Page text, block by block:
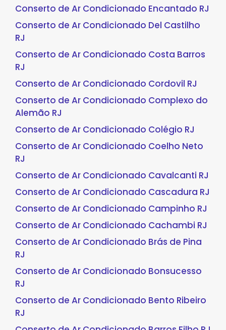
Conserto de Ar Condicionado Encantado RJ
Conserto de Ar Condicionado Del Castilho
RJ
Conserto de Ar Condicionado Costa Barros
RJ
Conserto de Ar Condicionado Cordovil RJ
Conserto de Ar Condicionado Complexo do
Alemão RJ
Conserto de Ar Condicionado Colégio RJ
Conserto de Ar Condicionado Coelho Neto
RJ
Conserto de Ar Condicionado Cavalcanti RJ
Conserto de Ar Condicionado Cascadura RJ
Conserto de Ar Condicionado Campinho RJ
Conserto de Ar Condicionado Cachambi RJ
Conserto de Ar Condicionado Brás de Pina
RJ
Conserto de Ar Condicionado Bonsucesso
RJ
Conserto de Ar Condicionado Bento Ribeiro
RJ